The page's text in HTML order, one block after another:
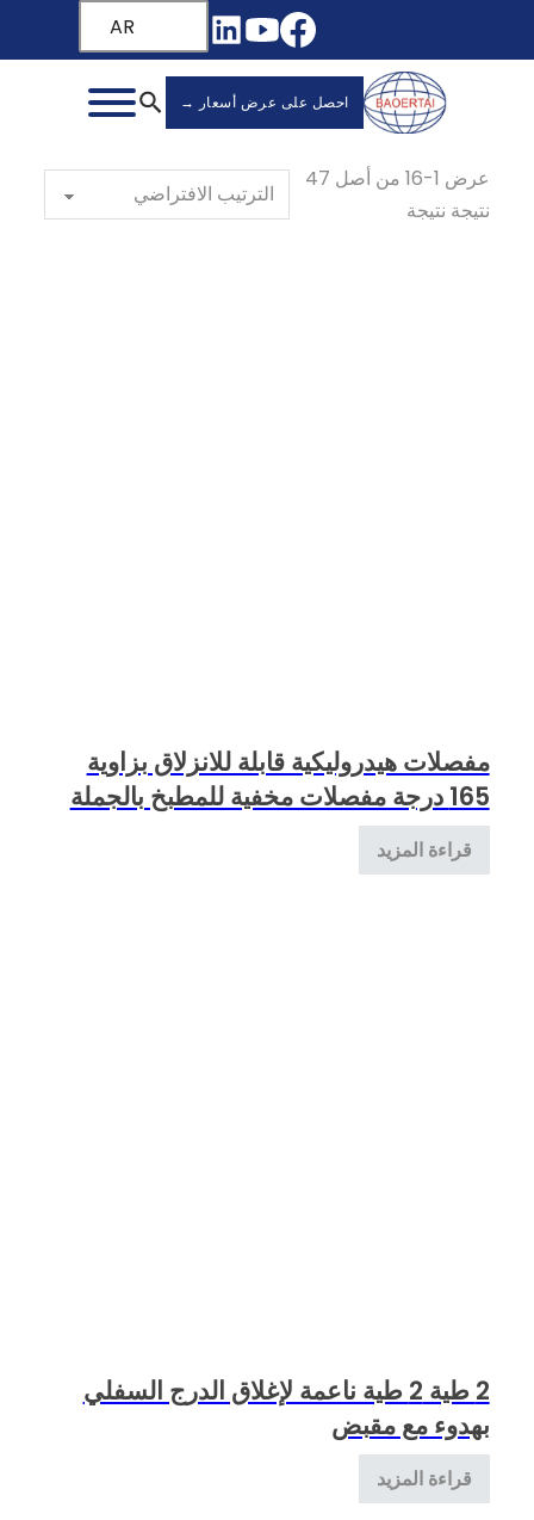
احصل على عرض أسعار →
عرض 1-16 من أصل 47
نتيجة نتيجة
مفصلات هيدروليكية قابلة للانزلاق بزاوية
165 درجة مفصلات مخفية للمطبخ بالجملة
قراءة المزيد
2 طية 2 طية ناعمة لإغلاق الدرج السفلي
بهدوء مع مقبض
قراءة المزيد